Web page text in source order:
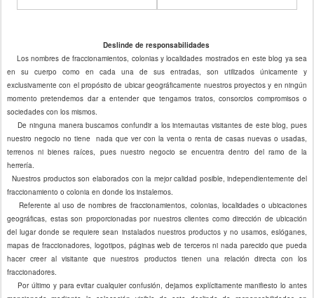
Deslinde de responsabilidades
Los nombres de fraccionamientos, colonias y localidades mostrados en este blog ya sea
en su cuerpo como en cada una de sus entradas, son utilizados únicamente y
exclusivamente con el propósito de ubicar geográficamente nuestros proyectos y en ningún
momento pretendemos dar a entender que tengamos tratos, consorcios compromisos o
sociedades con los mismos.
De ninguna manera buscamos confundir a los internautas visitantes de este blog, pues
nuestro negocio no tiene nada que ver con la venta o renta de casas nuevas o usadas,
terrenos ni bienes raíces, pues nuestro negocio se encuentra dentro del ramo de la
herrería.
Nuestros productos son elaborados con la mejor calidad posible, independientemente del
fraccionamiento o colonia en donde los instalemos.
Referente al uso de nombres de fraccionamientos, colonias, localidades o ubicaciones
geográficas, estas son proporcionadas por nuestros clientes como dirección de ubicación
del lugar donde se requiere sean instalados nuestros productos y no usamos, eslóganes,
mapas de fraccionadores, logotipos, páginas web de terceros ni nada parecido que pueda
hacer creer al visitante que nuestros productos tienen una relación directa con los
fraccionadores.
Por último y para evitar cualquier confusión, dejamos explícitamente manifiesto lo antes